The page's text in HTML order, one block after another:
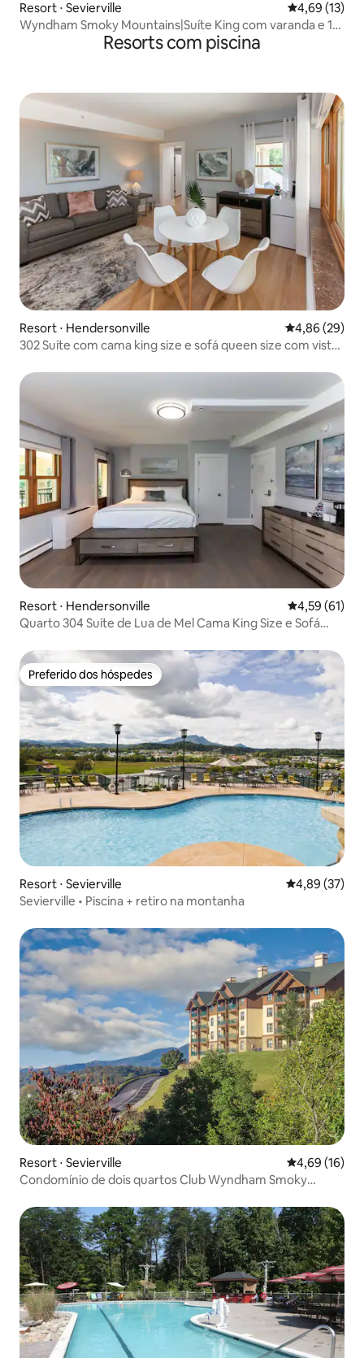
Resort ⋅ Sevierville 4,69 de uma
4,69 (13)
Wyndham Smoky Mountains|Suíte King com varanda e 1
Resorts com piscina
Resort ⋅ Hendersonville 4,86 de uma
4,86 (29)
302 Suíte com cama king size e sofá queen size com vista
Resort ⋅ Hendersonville 4,59 de uma
4,59 (61)
Quarto 304 Suíte de Lua de Mel Cama King Size e Sofá
Preferido dos hóspedes
Preferido dos hóspedes
Resort ⋅ Sevierville 4,89 de uma
4,89 (37)
Sevierville • Piscina + retiro na montanha
Resort ⋅ Sevierville 4,69 de uma
4,69 (16)
Condomínio de dois quartos Club Wyndham Smoky